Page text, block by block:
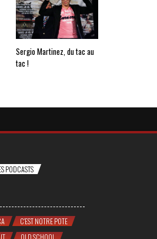
Sergio Martinez, du tac au
tac !
PODCASTS
C'EST NOTRE POTE